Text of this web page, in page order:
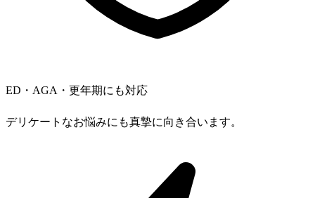
ED・AGA・更年期にも対応
デリケートなお悩みにも真摯に向き合います。